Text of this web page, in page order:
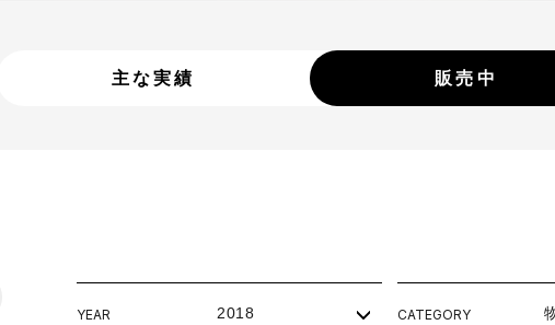
主な実績 販売中
YEAR 2018 CATEGORY